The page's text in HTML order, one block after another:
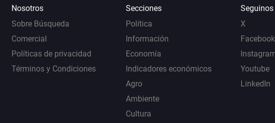
Nosotros
Sobre Búsqueda
Comercial
Políticas de privacidad
Términos y Condiciones
Secciones
Política
Información
Economía
Indicadores económicos
Agro
Ambiente
Cultura
Seguinos
X
Facebook
Youtube
LinkedIn